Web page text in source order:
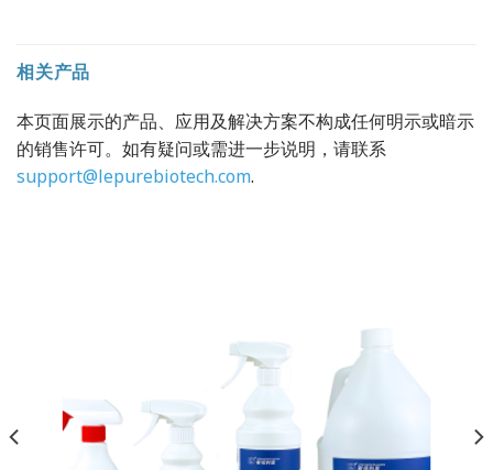
相关产品
本页面展示的产品、应用及解决方案不构成任何明示或暗示
的销售许可。如有疑问或需进一步说明，请联系
support@lepurebiotech.com.